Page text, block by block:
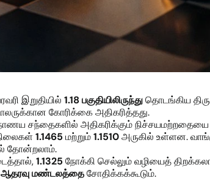
இறுதியில் 1.18 பகுதியிலிருந்துதொடங்கிய
கோரிக்கை அதிகரித்தது.
சந்தைகளில் அதிகரிக்கும் நிச்சயமற்றதையை
1.1465 மற்றும்1.1510அருகில் உள்ளன.
தோன்றலாம்.
1.1325 நோக்கி செல்லும் வழியைத்
ஆதரவு மண்டலத்தைசோதிக்கக்கூடும்.